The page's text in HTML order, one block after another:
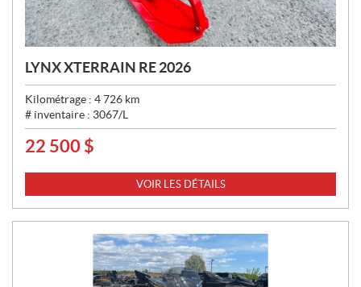
LYNX XTERRAIN RE 2026
Kilométrage : 4 726 km
# inventaire : 3067/L
P
X
22 500 $
VOIR LES DÉTAILS